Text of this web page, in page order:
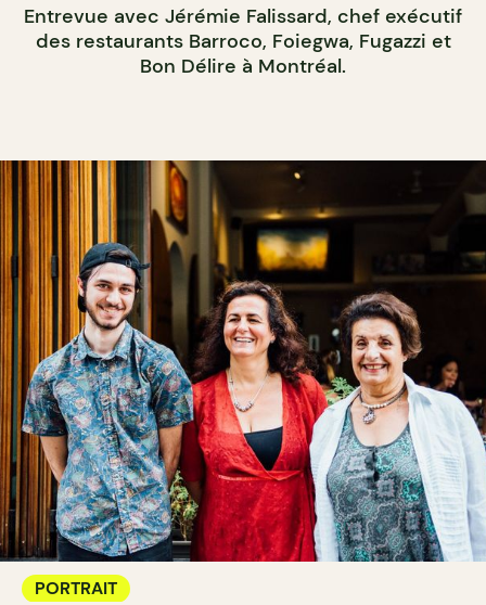
Entrevue avec Jérémie Falissard, chef exécutif
des restaurants Barroco, Foiegwa, Fugazzi et
Bon Délire à Montréal.
PORTRAIT